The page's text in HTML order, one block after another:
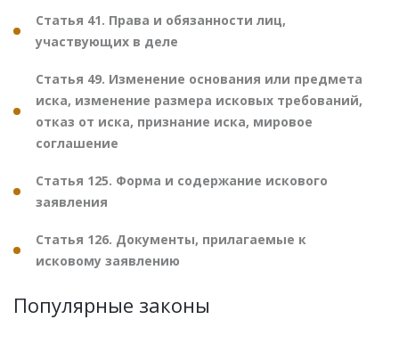
Статья 41. Права и обязанности лиц,
участвующих в деле
Статья 49. Изменение основания или предмета
иска, изменение размера исковых требований,
отказ от иска, признание иска, мировое
соглашение
Статья 125. Форма и содержание искового
заявления
Статья 126. Документы, прилагаемые к
исковому заявлению
Популярные законы